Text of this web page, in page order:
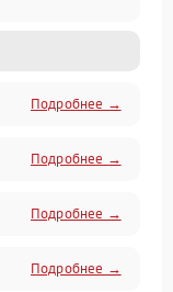
Подробнее →
Подробнее →
Подробнее →
Подробнее →